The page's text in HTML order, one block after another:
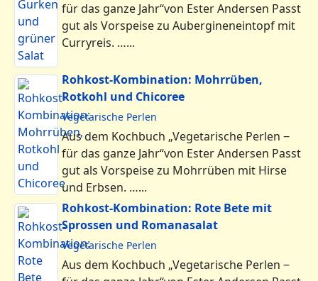
für das ganze Jahr“von Ester Andersen Passt
gut als Vorspeise zu Aubergineneintopf mit
Curryreis. …...
Rohkost-Kombination: Mohrrüben,
Rotkohl und Chicoree
Vegetarische Perlen
Aus dem Kochbuch „Vegetarische Perlen ‒
für das ganze Jahr“von Ester Andersen Passt
gut als Vorspeise zu Mohrrüben mit Hirse
und Erbsen. …...
Rohkost-Kombination: Rote Bete mit
Sprossen und Romanasalat
Vegetarische Perlen
Aus dem Kochbuch „Vegetarische Perlen ‒